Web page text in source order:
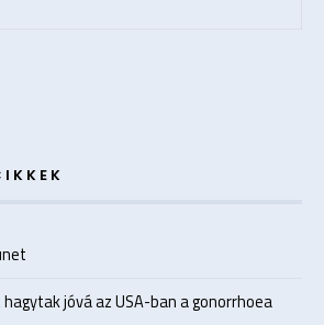
jóvá az USA-ban a gonorrhoea